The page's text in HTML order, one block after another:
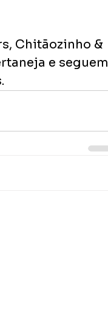
Chitãozinho &
e seguem